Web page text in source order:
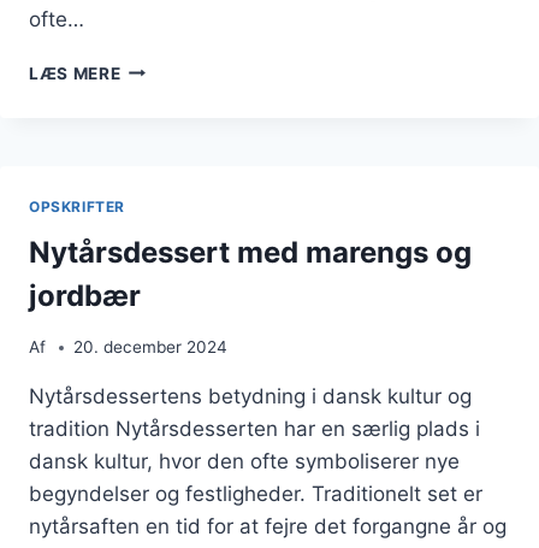
ofte…
LÆS MERENYTÅRSDESSERT
OPSKRIFTER
Nytårsdessert med marengs og
jordbær
Af 20. december 2024
Nytårsdessertens betydning i dansk kultur og
tradition Nytårsdesserten har en særlig plads i
dansk kultur, hvor den ofte symboliserer nye
begyndelser og festligheder. Traditionelt set er
nytårsaften en tid for at fejre det forgangne år og